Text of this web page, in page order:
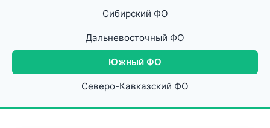
Сибирский ФО
Дальневосточный ФО
Южный ФО
Северо-Кавказский ФО